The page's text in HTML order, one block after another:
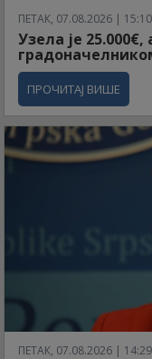
ПЕТАК, 07.08.2026 | 15:10
Узела је
ПРОЧИТАЈ ВИШЕ
ПЕТАК, 07.08.2026 | 14:29